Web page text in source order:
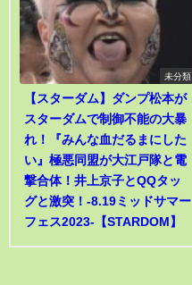
未分類
【スターダム】ダンプ松本が
スターダムで制御不能の大暴
れ！『みんな血だるまにした
い』極悪同盟が大江戸隊と電
撃合体！井上京子とQQタッ
グと激突！-8.19ミッドサマー
フェス2023-【STARDOM】